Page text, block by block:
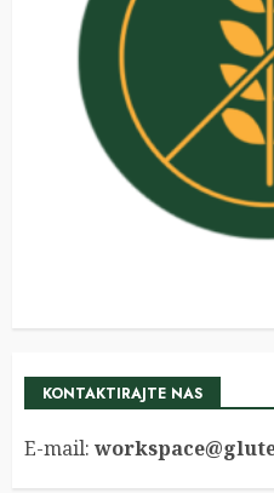
KONTAKTIRAJTE NAS
E-mail: